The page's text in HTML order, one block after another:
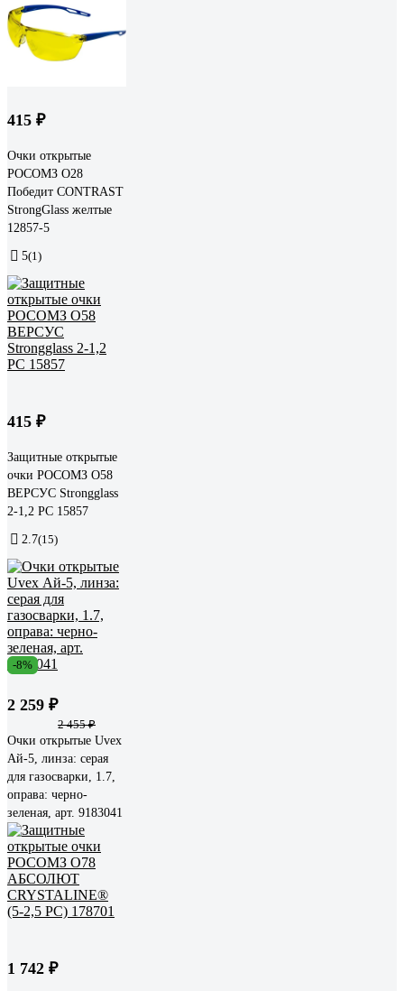
415 ₽
Очки открытые
РОСОМЗ О28
Победит CONTRAST
StrongGlass желтые
12857-5
5(1)
415 ₽
Защитные открытые
очки РОСОМЗ О58
ВЕРСУС Strongglass
2-1,2 РС 15857
2.7(15)
-8%
2 259 ₽
2 455 ₽
Очки открытые Uvex
Ай-5, линза: серая
для газосварки, 1.7,
оправа: черно-
зеленая, арт. 9183041
1 742 ₽